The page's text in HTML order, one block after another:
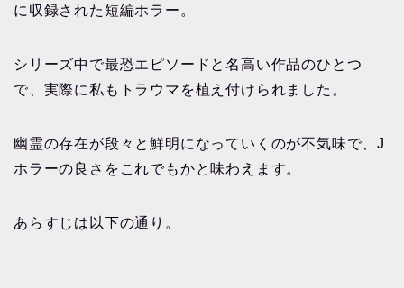
に収録された短編ホラー。
シリーズ中で最恐エピソードと名高い作品のひとつ
で、実際に私もトラウマを植え付けられました。
幽霊の存在が段々と鮮明になっていくのが不気味で、J
ホラーの良さをこれでもかと味わえます。
あらすじは以下の通り。